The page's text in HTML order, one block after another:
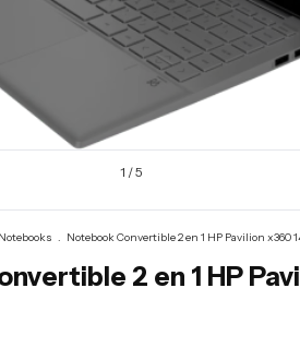
1 /5
Notebooks . Notebook Convertible 2 en 1 HP Pavilion x360
2 en 1 HP